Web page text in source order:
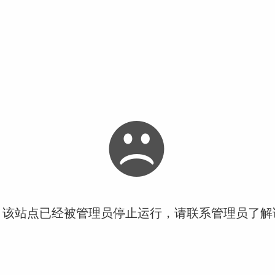
站点已经被管理员停止运行，请联系管理员了